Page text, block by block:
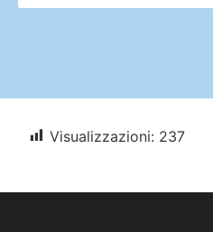
Visualizzazioni: 237